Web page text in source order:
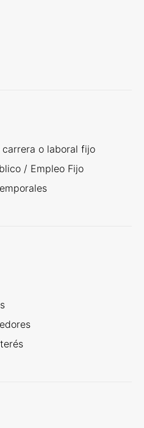
carrera o laboral fijo
/ Empleo Fijo